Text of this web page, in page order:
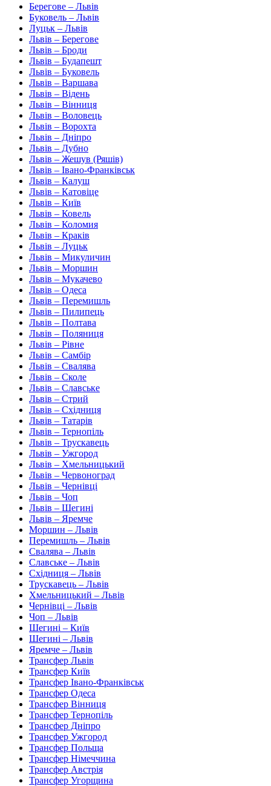
Берегове – Львів
Буковель – Львів
Луцьк – Львів
Львів – Берегове
Львів – Броди
Львів – Будапешт
Львів – Буковель
Львів – Варшава
Львів – Відень
Львів – Вінниця
Львів – Воловець
Львів – Ворохта
Львів – Дніпро
Львів – Дубно
Львів – Жешув (Ряшів)
Львів – Івано-Франківськ
Львів – Калуш
Львів – Катовіце
Львів – Київ
Львів – Ковель
Львів – Коломия
Львів – Краків
Львів – Луцьк
Львів – Микуличин
Львів – Моршин
Львів – Мукачево
Львів – Одеса
Львів – Перемишль
Львів – Пилипець
Львів – Полтава
Львів – Поляниця
Львів – Рівне
Львів – Самбір
Львів – Свалява
Львів – Сколе
Львів – Славське
Львів – Стрий
Львів – Східниця
Львів – Татарів
Львів – Тернопіль
Львів – Трускавець
Львів – Ужгород
Львів – Хмельницький
Львів – Червоноград
Львів – Чернівці
Львів – Чоп
Львів – Шегині
Львів – Яремче
Моршин – Львів
Перемишль – Львів
Свалява – Львів
Славське – Львів
Східниця – Львів
Трускавець – Львів
Хмельницький – Львів
Чернівці – Львів
Чоп – Львів
Шегині – Київ
Шегині – Львів
Яремче – Львів
Трансфер Львів
Трансфер Київ
Трансфер Івано-Франківськ
Трансфер Одеса
Трансфер Вінниця
Трансфер Тернопіль
Трансфер Дніпро
Трансфер Ужгород
Трансфер Польща
Трансфер Німеччина
Трансфер Австрія
Трансфер Угорщина